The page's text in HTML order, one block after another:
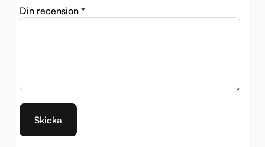
Din recension *